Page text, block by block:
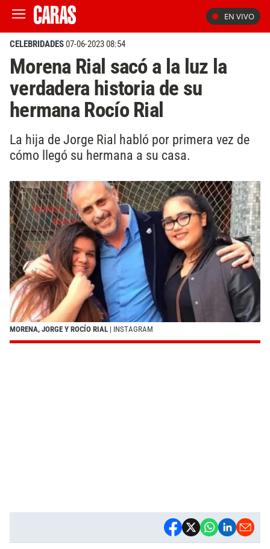
EN VIVO
CELEBRIDADES07-06-2023 08:54
Morena Rial sacó a la luz la
verdadera historia de su
hermana Rocío Rial
La hija de Jorge Rial habló por primera vez de
cómo llegó su hermana a su casa.
MORENA, JORGE Y ROCÍO RIAL | INSTAGRAM